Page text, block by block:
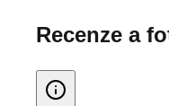
Recenze a